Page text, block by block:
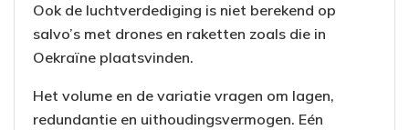
Ook de luchtverdediging is niet berekend op
salvo’s met drones en raketten zoals die in
Oekraïne plaatsvinden.
Het volume en de variatie vragen om lagen,
redundantie en uithoudingsvermogen. Eén